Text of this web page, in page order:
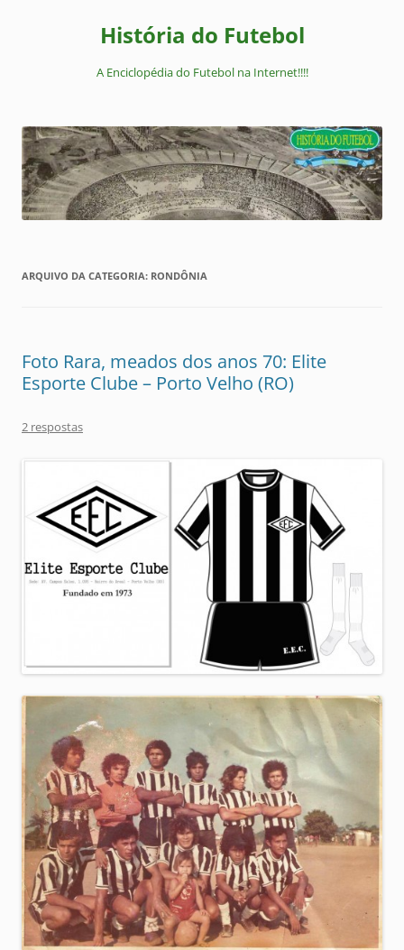
História do Futebol
A Enciclopédia do Futebol na Internet!!!!
ARQUIVO DA CATEGORIA: RONDÔNIA
Foto Rara, meados dos anos 70: Elite
Esporte Clube – Porto Velho (RO)
2 respostas